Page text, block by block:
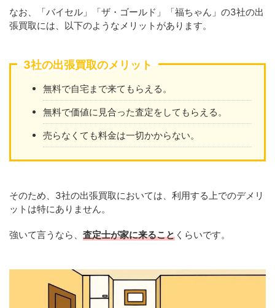
なお、「バイセル」「ザ・ゴールド」「福ちゃん」の3社の出
張買取には、以下のようなメリットがあります。
3社の出張買取のメリット
無料で自宅まで来てもらえる。
無料で価値に見合った査定をしてもらえる。
売らなくても料金は一切かからない。
そのため、3社の出張買取においては、利用する上でのデメリ
ットは特にありません。
強いて言うなら、 査定士が家に来ること くらいです。